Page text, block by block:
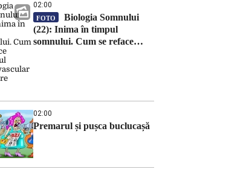
02:00
FOTO
Biologia Somnului
(22): Inima în timpul
somnului. Cum se reface
02:00
Premarul și pușca buclucașă